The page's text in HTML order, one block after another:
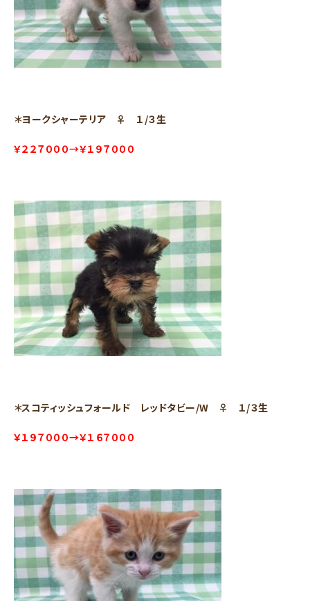
＊ヨークシャーテリア ♀ １/３生
￥２２７０００→￥１９７０００
＊スコティッシュフォールド レッドタビー/W ♀ １/３生
￥１９７０００→￥１６７０００